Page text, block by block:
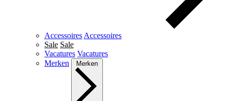
Accessoires Accessoires
Sale Sale
Vacatures Vacatures
Merken
Merken